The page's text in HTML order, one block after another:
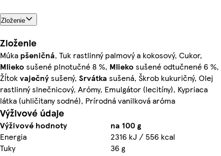
Zloženie
Zloženie
Múka pšeničná, Tuk rastlinný palmový a kokosový, Cukor,
Mlieko sušené plnotučné 8 %, Mlieko sušené odtučnené 6 %,
Žĺtokvaječnýsušený, Srvátka sušená, Škrob kukuričný, Olej
rastlinný slnečnicový, Arómy, Emulgátor (lecitíny), Kypriaca
látka (uhličitany sodné), Prírodná vanilková aróma
Výživové údaje
Výživové hodnoty
na 100 g
Energia
2316 kJ / 556 kcal
Tuky
36 g